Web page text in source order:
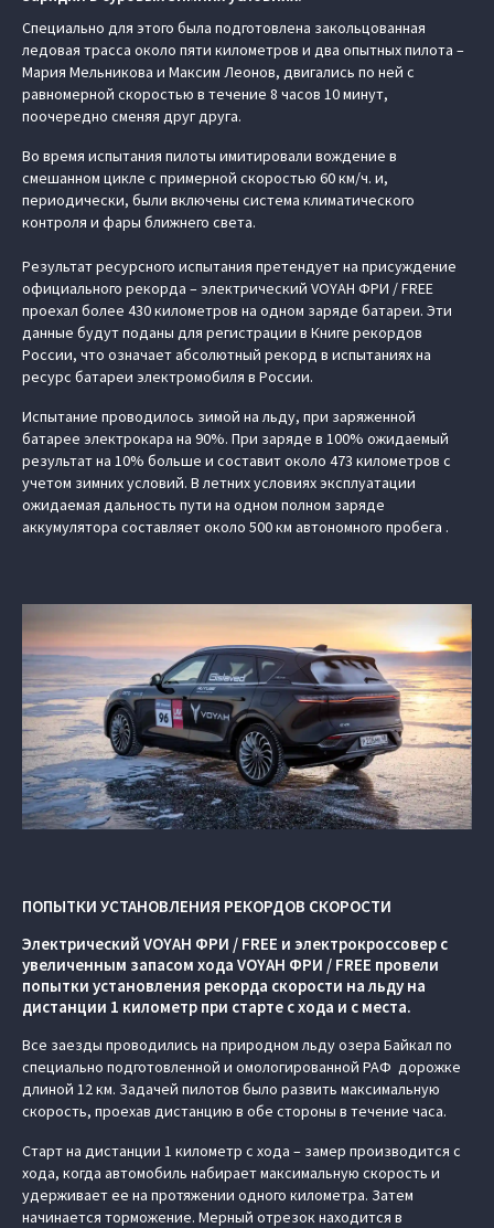
Специально для этого была подготовлена закольцованная
ледовая трасса около пяти километров и два опытных пилота –
Мария Мельникова и Максим Леонов, двигались по ней с
равномерной скоростью в течение 8 часов 10 минут,
поочередно сменяя друг друга.
Во время испытания пилоты имитировали вождение в
смешанном цикле с примерной скоростью 60 км/ч. и,
периодически, были включены система климатического
контроля и фары ближнего света.
Результат ресурсного испытания претендует на присуждение
официального рекорда – электрический VOYAH ФРИ / FREE
проехал более 430 километров на одном заряде батареи. Эти
данные будут поданы для регистрации в Книге рекордов
России, что означает абсолютный рекорд в испытаниях на
ресурс батареи электромобиля в России.
Испытание проводилось зимой на льду, при заряженной
батарее электрокара на 90%. При заряде в 100% ожидаемый
результат на 10% больше и составит около 473 километров с
учетом зимних условий. В летних условиях эксплуатации
ожидаемая дальность пути на одном полном заряде
аккумулятора составляет около 500 км автономного пробега .
ПОПЫТКИ УСТАНОВЛЕНИЯ РЕКОРДОВ СКОРОСТИ
Электрический VOYAH ФРИ / FREE и электрокроссовер с
увеличенным запасом хода VOYAH ФРИ / FREE провели
попытки установления рекорда скорости на льду на
дистанции 1 километр при старте с хода и с места.
Все заезды проводились на природном льду озера Байкал по
специально подготовленной и омологированной РАФ дорожке
длиной 12 км. Задачей пилотов было развить максимальную
скорость, проехав дистанцию в обе стороны в течение часа.
Старт на дистанции 1 километр с хода – замер производится с
хода, когда автомобиль набирает максимальную скорость и
удерживает ее на протяжении одного километра. Затем
начинается торможение. Мерный отрезок находится в